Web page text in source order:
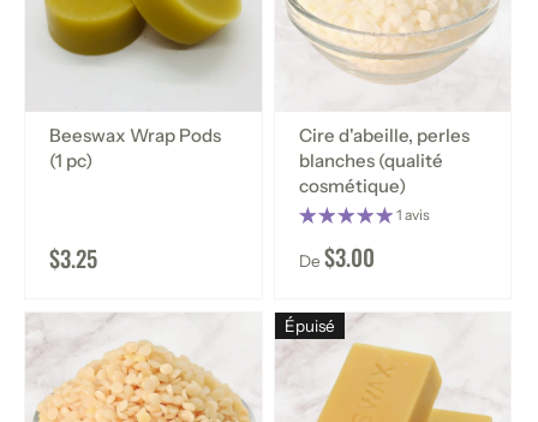
Beeswax Wrap Pods
(1 pc)
$3.25
Cire d'abeille, perles
blanches (qualité
cosmétique)
1 avis
De $3.00
Épuisé